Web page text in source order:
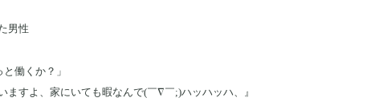
男性
働くか？」
ますよ、家にいても暇なんで(￣∇￣;)ハッハッハ、』